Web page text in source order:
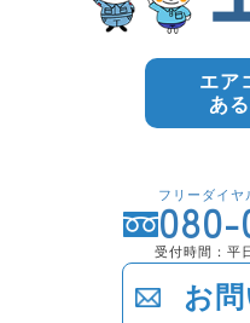
エア
あ
フリーダイヤ
080-
受付時間：平
お